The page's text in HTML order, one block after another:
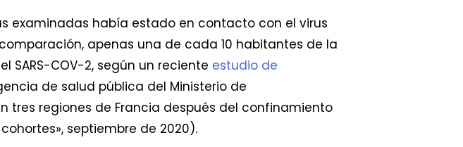
examinadas había estado en contacto con el virus
apenas una de cada 10 habitantes de la
COV-2, según un reciente estudio de
de salud pública del Ministerio de
tres regiones de Francia después del confinamiento
septiembre de 2020).